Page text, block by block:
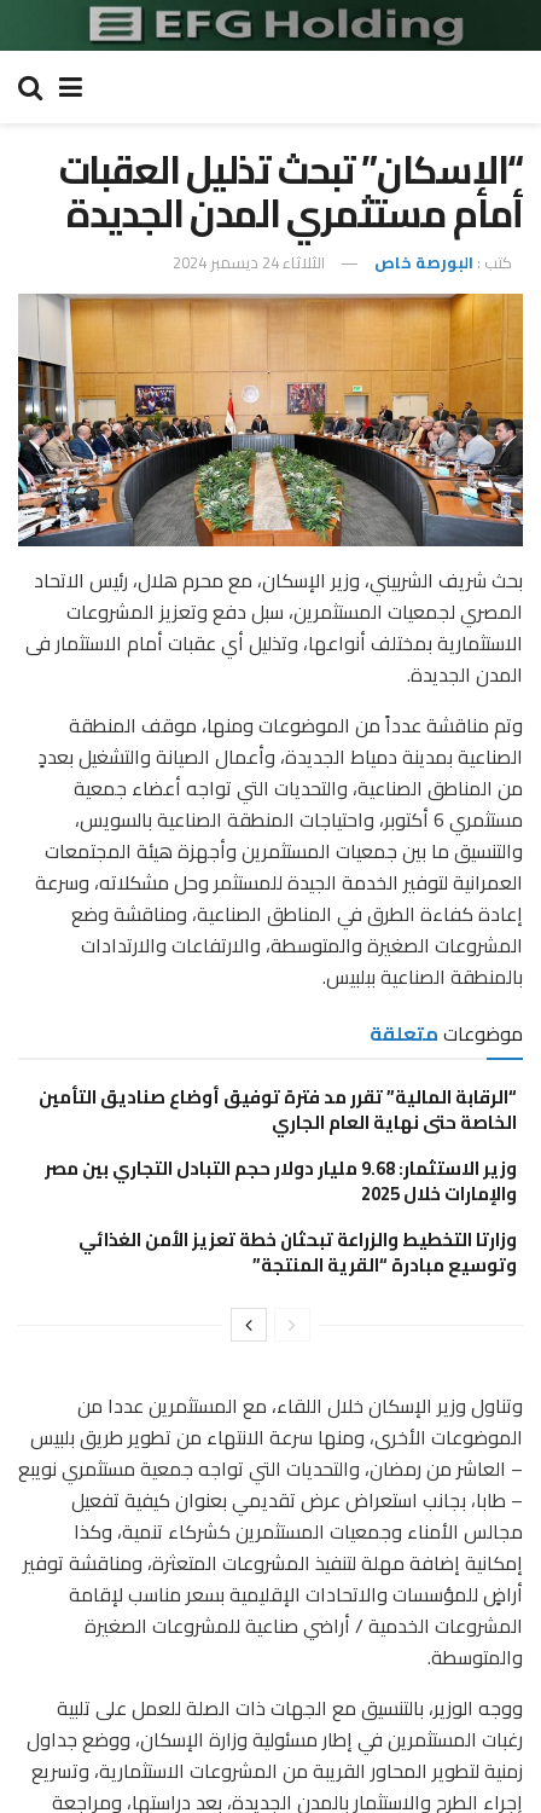
“الإسكان” تبحث تذليل العقبات
أمام مستثمري المدن الجديدة
كتب : البورصة خاص الثلاثاء 24 ديسمبر 2024
بحث شريف الشربيني، وزير الإسكان، مع محرم هلال، رئيس الاتحاد
المصري لجمعيات المستثمرين، سبل دفع وتعزيز المشروعات
الاستثمارية بمختلف أنواعها، وتذليل أي عقبات أمام الاستثمار فى
المدن الجديدة.
وتم مناقشة عدداً من الموضوعات ومنها، موقف المنطقة
الصناعية بمدينة دمياط الجديدة، وأعمال الصيانة والتشغيل بعددٍ
من المناطق الصناعية، والتحديات التي تواجه أعضاء جمعية
مستثمري 6 أكتوبر، واحتياجات المنطقة الصناعية بالسويس،
والتنسيق ما بين جمعيات المستثمرين وأجهزة هيئة المجتمعات
العمرانية لتوفير الخدمة الجيدة للمستثمر وحل مشكلاته، وسرعة
إعادة كفاءة الطرق في المناطق الصناعية، ومناقشة وضع
المشروعات الصغيرة والمتوسطة، والارتفاعات والارتدادات
بالمنطقة الصناعية ببلبيس.
موضوعاتمتعلقة
“الرقابة المالية” تقرر مد فترة توفيق أوضاع صناديق التأمين
الخاصة حتى نهاية العام الجاري
وزير الاستثمار: 9.68 مليار دولار حجم التبادل التجاري بين مصر
والإمارات خلال 2025
وزارتا التخطيط والزراعة تبحثان خطة تعزيز الأمن الغذائي
وتوسيع مبادرة “القرية المنتجة”
وتناول وزير الإسكان خلال اللقاء، مع المستثمرين عددا من
الموضوعات الأخرى، ومنها سرعة الانتهاء من تطوير طريق بلبيس
– العاشر من رمضان، والتحديات التي تواجه جمعية مستثمري نويبع
– طابا، بجانب استعراض عرض تقديمي بعنوان كيفية تفعيل
مجالس الأمناء وجمعيات المستثمرين كشركاء تنمية، وكذا
إمكانية إضافة مهلة لتنفيذ المشروعات المتعثرة، ومناقشة توفير
أراضٍ للمؤسسات والاتحادات الإقليمية بسعر مناسب لإقامة
المشروعات الخدمية / أراضي صناعية للمشروعات الصغيرة
والمتوسطة.
ووجه الوزير، بالتنسيق مع الجهات ذات الصلة للعمل على تلبية
رغبات المستثمرين في إطار مسئولية وزارة الإسكان، ووضع جداول
زمنية لتطوير المحاور القريبة من المشروعات الاستثمارية، وتسريع
إجراء الطرح والاستثمار بالمدن الجديدة، بعد دراستها، ومراجعة